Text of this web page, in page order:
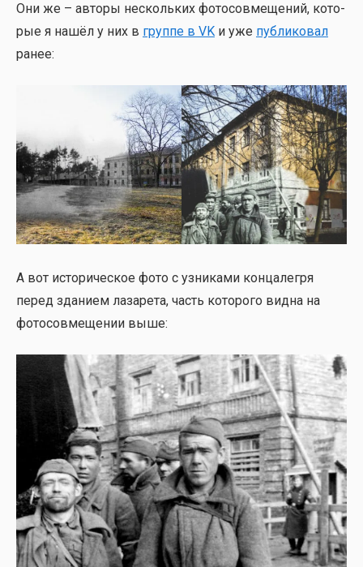
Они же – авто­ры несколь­ких фото­сов­ме­ще­ний, кото­
рые я нашёл у них в груп­пе в VK и уже пуб­ли­ко­вал
ранее:
А вот исто­ри­че­ское фото с узни­ка­ми кон­ца­ле­гря
перед зда­ни­ем лаза­ре­та, часть кото­ро­го вид­на на
фото­сов­ме­ще­нии выше: